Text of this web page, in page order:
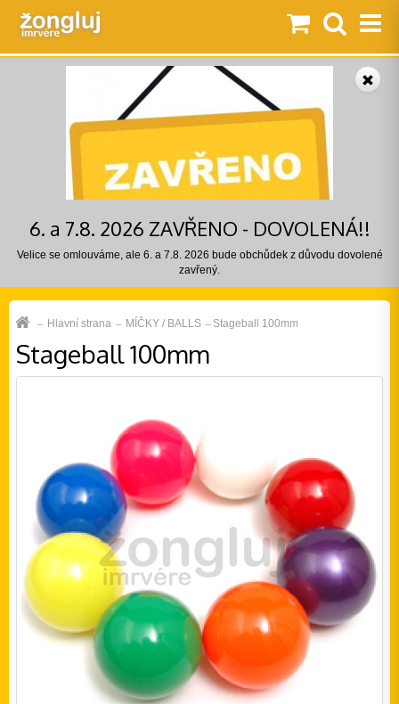
6. a 7.8. 2026 ZAVŘENO - DOVOLENÁ!!
Velice se omlouváme, ale 6. a 7.8. 2026 bude obchůdek z důvodu dovolené
zavřený.
Hlavní strana MÍČKY / BALLS Stageball 100mm
Stageball 100mm